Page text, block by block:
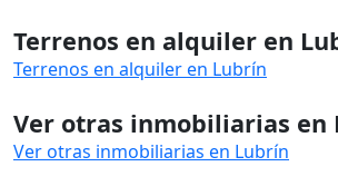
Terrenos en alquiler en
Terrenos en alquiler en Lubrín
Ver otras inmobiliarias en
Ver otras inmobiliarias en Lubrín